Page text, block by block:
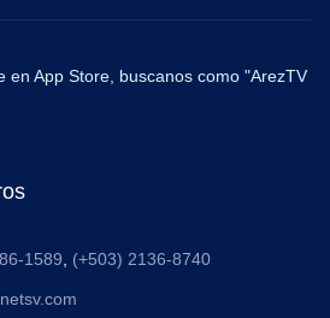
en App Store, buscanos como "ArezTV
1589 (+503) 2136-8740